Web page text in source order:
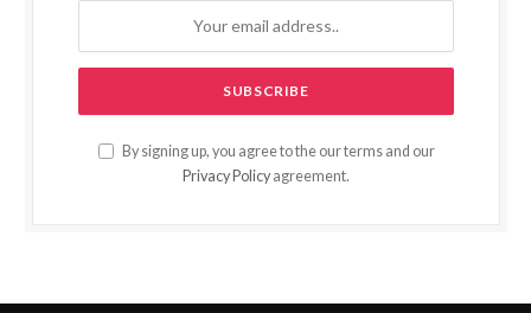
By signing up, you agree to the our terms and our
Privacy Policy agreement.